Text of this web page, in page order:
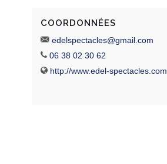
COORDONNÉES
edelspectacles@gmail.com
06 38 02 30 62
http://www.edel-spectacles.com